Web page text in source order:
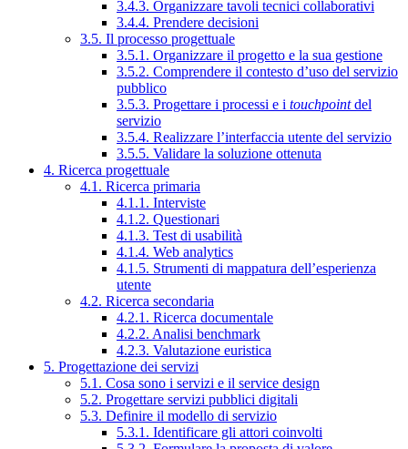
3.4.3. Organizzare tavoli tecnici collaborativi
3.4.4. Prendere decisioni
3.5. Il processo progettuale
3.5.1. Organizzare il progetto e la sua gestione
3.5.2. Comprendere il contesto d’uso del servizio
pubblico
3.5.3. Progettare i processi e i touchpointdel
servizio
3.5.4. Realizzare l’interfaccia utente del servizio
3.5.5. Validare la soluzione ottenuta
4. Ricerca progettuale
4.1. Ricerca primaria
4.1.1. Interviste
4.1.2. Questionari
4.1.3. Test di usabilità
4.1.4. Web analytics
4.1.5. Strumenti di mappatura dell’esperienza
utente
4.2. Ricerca secondaria
4.2.1. Ricerca documentale
4.2.2. Analisi benchmark
4.2.3. Valutazione euristica
5. Progettazione dei servizi
5.1. Cosa sono i servizi e il service design
5.2. Progettare servizi pubblici digitali
5.3. Definire il modello di servizio
5.3.1. Identificare gli attori coinvolti